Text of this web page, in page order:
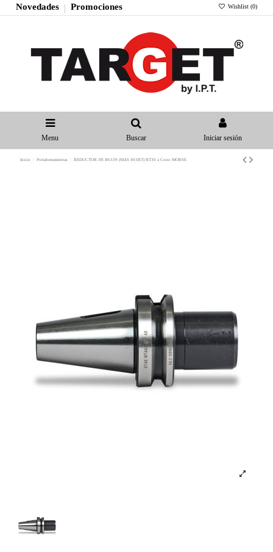
Novedades Promociones Wishlist (0)
Menu Buscar Iniciar sesión
Inicio Portaherramientas REDUCTOR JIS B6339 (MAS 403BT) BT30 a Cono MORSE